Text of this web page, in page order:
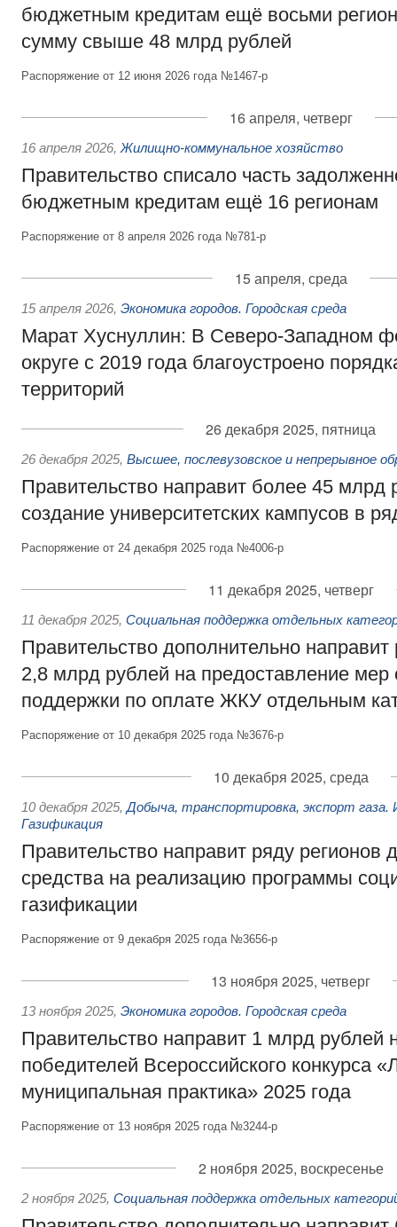
бюджетным кредитам ещё восьми
сумму свыше 48 млрд рублей
Распоряжение от 12 июня 2026 года №1467-р
16 апреля, четверг
16 апреля 2026, Жилищно-коммунальное хозяйство
Правительство списало часть
бюджетным кредитам ещё 16 регионам
Распоряжение от 8 апреля 2026 года №781-р
15 апреля, среда
15 апреля 2026, Экономика городов. Городская среда
Марат Хуснуллин: В Северо-Западном
округе с 2019 года благоустроено
территорий
26 декабря 2025, пятница
26 декабря 2025, Высшее, послевузовское и непрерывное
Правительство направит более 45 млрд
создание университетских кампусов в
Распоряжение от 24 декабря 2025 года №4006-р
11 декабря 2025, четверг
11 декабря 2025, Социальная поддержка отдельных
Правительство дополнительно
2,8 млрд рублей на предоставление мер
поддержки по оплате ЖКУ отдельным
Распоряжение от 10 декабря 2025 года №3676-р
10 декабря 2025, среда
10 декабря 2025, Добыча, транспортировка, экспорт
Газификация
Правительство направит ряду регионов
средства на реализацию программы
газификации
Распоряжение от 9 декабря 2025 года №3656-р
13 ноября 2025, четверг
13 ноября 2025, Экономика городов. Городская среда
Правительство направит 1 млрд рублей
победителей Всероссийского конкурса
муниципальная практика» 2025 года
Распоряжение от 13 ноября 2025 года №3244-р
2 ноября 2025, воскресенье
2 ноября 2025, Социальная поддержка отдельных